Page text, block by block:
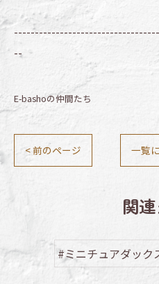
--
E-bashoの仲間たち
< 前のページ 一覧
関
#ミニチュアダック